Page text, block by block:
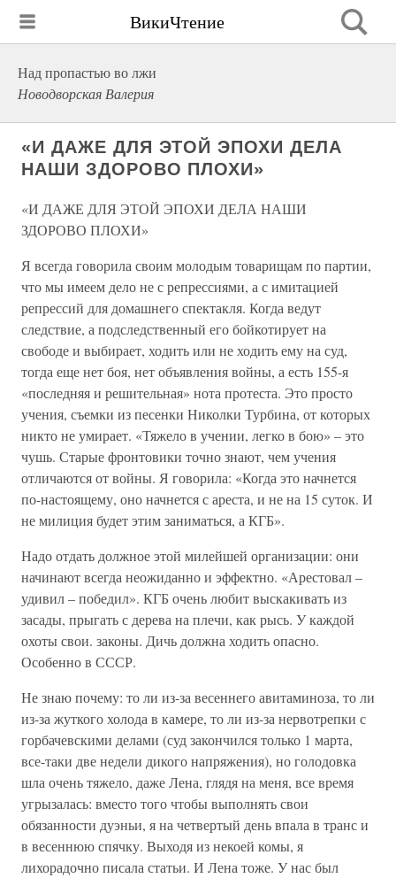
ВикиЧтение
Над пропастью во лжи
Новодворская Валерия
«И ДАЖЕ ДЛЯ ЭТОЙ ЭПОХИ ДЕЛА
НАШИ ЗДОРОВО ПЛОХИ»
«И ДАЖЕ ДЛЯ ЭТОЙ ЭПОХИ ДЕЛА НАШИ
ЗДОРОВО ПЛОХИ»
Я всегда говорила своим молодым товарищам по партии,
что мы имеем дело не с репрессиями, а с имитацией
репрессий для домашнего спектакля. Когда ведут
следствие, а подследственный его бойкотирует на
свободе и выбирает, ходить или не ходить ему на суд,
тогда еще нет боя, нет объявления войны, а есть 155-я
«последняя и решительная» нота протеста. Это просто
учения, съемки из песенки Николки Турбина, от которых
никто не умирает. «Тяжело в учении, легко в бою» – это
чушь. Старые фронтовики точно знают, чем учения
отличаются от войны. Я говорила: «Когда это начнется
по-настоящему, оно начнется с ареста, и не на 15 суток. И
не милиция будет этим заниматься, а КГБ».
Надо отдать должное этой милейшей организации: они
начинают всегда неожиданно и эффектно. «Арестовал –
удивил – победил». КГБ очень любит выскакивать из
засады, прыгать с дерева на плечи, как рысь. У каждой
охоты свои. законы. Дичь должна ходить опасно.
Особенно в СССР.
Не знаю почему: то ли из-за весеннего авитаминоза, то ли
из-за жуткого холода в камере, то ли из-за нервотрепки с
горбачевскими делами (суд закончился только 1 марта,
все-таки две недели дикого напряжения), но голодовка
шла очень тяжело, даже Лена, глядя на меня, все время
угрызалась: вместо того чтобы выполнять свои
обязанности дуэньи, я на четвертый день впала в транс и
в весеннюю спячку. Выходя из некоей комы, я
лихорадочно писала статьи. И Лена тоже. У нас был